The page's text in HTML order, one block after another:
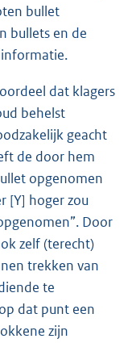
bullet
bullets en de
dat klagers
behelst
geacht
de door hem
opgenomen
[Y] hoger zou
Door
zelf (terecht)
trekken van
te
dat punt een
zijn